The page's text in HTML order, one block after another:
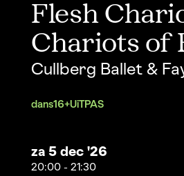
Flesh
Chariots of
Cullberg Ballet &
dans16+UiTPAS
za 5 dec '26
20:00 - 21:30